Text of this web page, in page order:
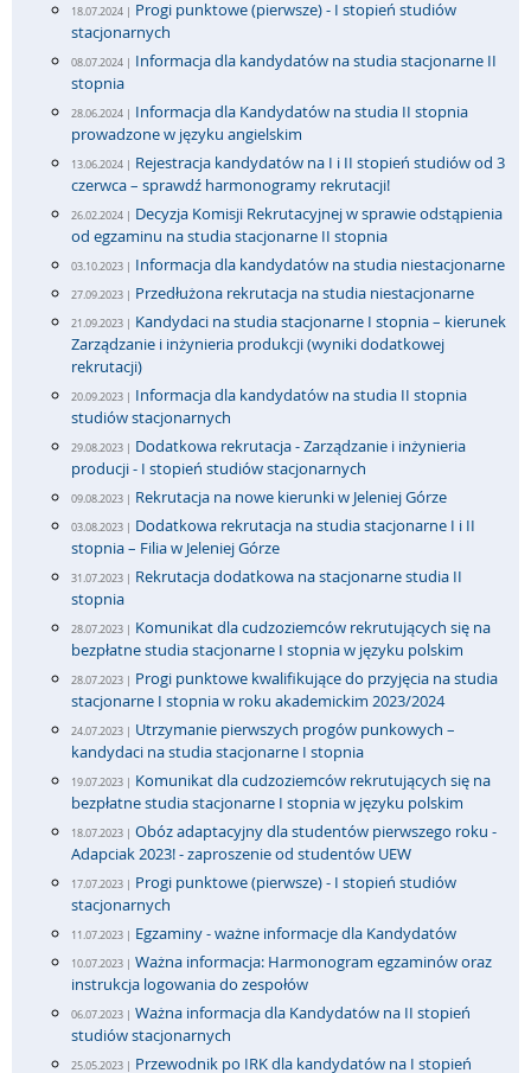
18.07.2024 | Progi punktowe (pierwsze) - I stopień studiów
stacjonarnych
08.07.2024 | Informacja dla kandydatów na studia stacjonarne II
stopnia
28.06.2024 | Informacja dla Kandydatów na studia II stopnia
prowadzone w języku angielskim
13.06.2024 | Rejestracja kandydatów na I i II stopień studiów od 3
czerwca – sprawdź harmonogramy rekrutacji!
26.02.2024 | Decyzja Komisji Rekrutacyjnej w sprawie odstąpienia
od egzaminu na studia stacjonarne II stopnia
03.10.2023 | Informacja dla kandydatów na studia niestacjonarne
27.09.2023 | Przedłużona rekrutacja na studia niestacjonarne
21.09.2023 | Kandydaci na studia stacjonarne I stopnia – kierunek
Zarządzanie i inżynieria produkcji (wyniki dodatkowej
rekrutacji)
20.09.2023 | Informacja dla kandydatów na studia II stopnia
studiów stacjonarnych
29.08.2023 | Dodatkowa rekrutacja - Zarządzanie i inżynieria
producji - I stopień studiów stacjonarnych
09.08.2023 | Rekrutacja na nowe kierunki w Jeleniej Górze
03.08.2023 | Dodatkowa rekrutacja na studia stacjonarne I i II
stopnia – Filia w Jeleniej Górze
31.07.2023 | Rekrutacja dodatkowa na stacjonarne studia II
stopnia
28.07.2023 | Komunikat dla cudzoziemców rekrutujących się na
bezpłatne studia stacjonarne I stopnia w języku polskim
28.07.2023 | Progi punktowe kwalifikujące do przyjęcia na studia
stacjonarne I stopnia w roku akademickim 2023/2024
24.07.2023 | Utrzymanie pierwszych progów punkowych –
kandydaci na studia stacjonarne I stopnia
19.07.2023 | Komunikat dla cudzoziemców rekrutujących się na
bezpłatne studia stacjonarne I stopnia w języku polskim
18.07.2023 | Obóz adaptacyjny dla studentów pierwszego roku -
Adapciak 2023! - zaproszenie od studentów UEW
17.07.2023 | Progi punktowe (pierwsze) - I stopień studiów
stacjonarnych
11.07.2023 | Egzaminy - ważne informacje dla Kandydatów
10.07.2023 | Ważna informacja: Harmonogram egzaminów oraz
instrukcja logowania do zespołów
06.07.2023 | Ważna informacja dla Kandydatów na II stopień
studiów stacjonarnych
25.05.2023 | Przewodnik po IRK dla kandydatów na I stopień